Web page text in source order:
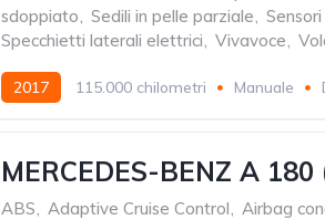
sdoppiato, Sedili in pelle parziale,
Specchietti laterali elettrici, Vivavoce,
2017 115.000 chilometri Manuale
MERCEDES-BENZ A 180
ABS, Adaptive Cruise Control, Airbag